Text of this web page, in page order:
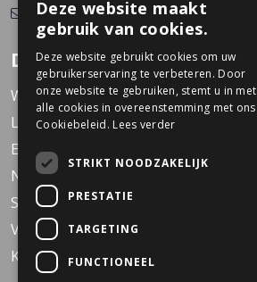
info@dekkerstweewielers.nl
Dekkers Tweewielers
Werken bij Dekkers
Locaties
Events
Nieuws
Service
Veelgestelde vragen
KARO Solid schoolfiets
Deze website maakt
gebruik van cookies.
Deze website gebruikt cookies om uw
gebruikerservaring te verbeteren. Door
onze website te gebruiken, stemt u in met
alle cookies in overeenstemming met ons
Cookiebeleid. Lees verder
STRIKT NOODZAKELIJK
PRESTATIE
TARGETING
FUNCTIONEEL